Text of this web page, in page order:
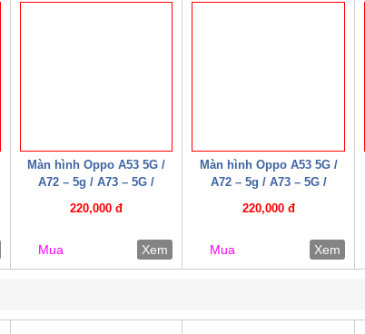
Màn hình Oppo A53 5G /
A72 – 5g / A73 – 5G /
Pro 5G / Realme Q2 ( Cáp
220,000 đ
Mua Xem
Màn hình Oppo A53 5G /
A72 – 5g / A73 – 5G /
Pro 5G / Realme Q2 ( Cáp
220,000 đ
Mua Xem